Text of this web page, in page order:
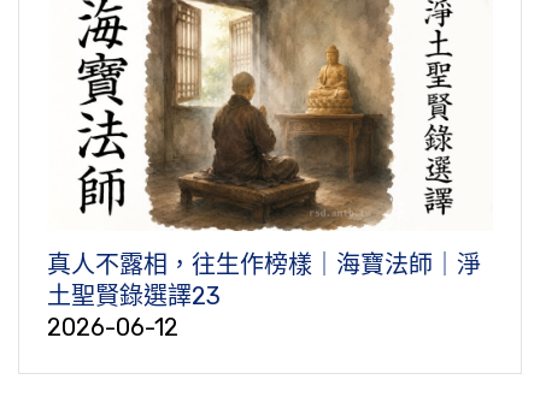
真人不露相，往生作榜樣｜海寶法師｜淨
土聖賢錄選譯23
2026-06-12